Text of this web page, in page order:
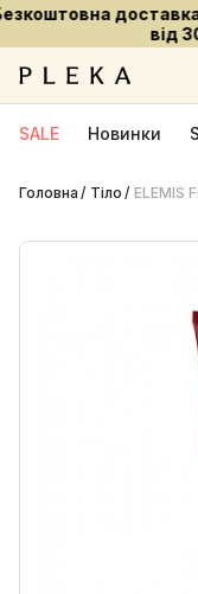
Встигни
SALE Новинки
Головна Тіло ELEMIS